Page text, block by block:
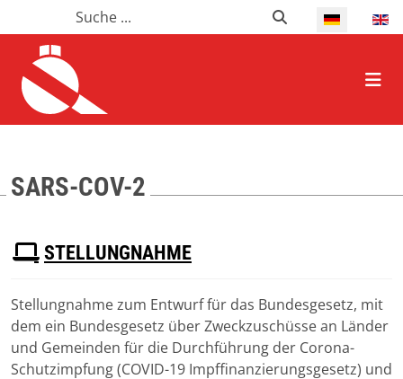
Suchen SuchenSelect your
HOME ALLGEMEIN
SARS-COV-2
P
F
STELLUNGNAHME
Download
(pdf, 442 KB)
Stellungnahme zum Entwurf für das Bundesgesetz, mit
dem ein Bundesgesetz über Zweckzuschüsse an Länder
und Gemeinden für die Durchführung der Corona-
Schutzimpfung (COVID-19 Impffinanzierungsgesetz) und